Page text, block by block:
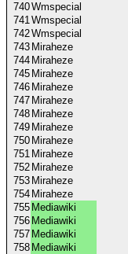
740Wmspecial
741Wmspecial
742Wmspecial
743 Miraheze
744 Miraheze
745 Miraheze
746 Miraheze
747 Miraheze
748 Miraheze
749 Miraheze
750 Miraheze
751 Miraheze
752 Miraheze
753 Miraheze
754 Miraheze
755 Mediawiki
756 Mediawiki
757 Mediawiki
758 Mediawiki